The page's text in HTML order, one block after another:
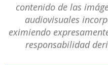
contenido de las
audiovisuales
eximiendo
responsabilidad